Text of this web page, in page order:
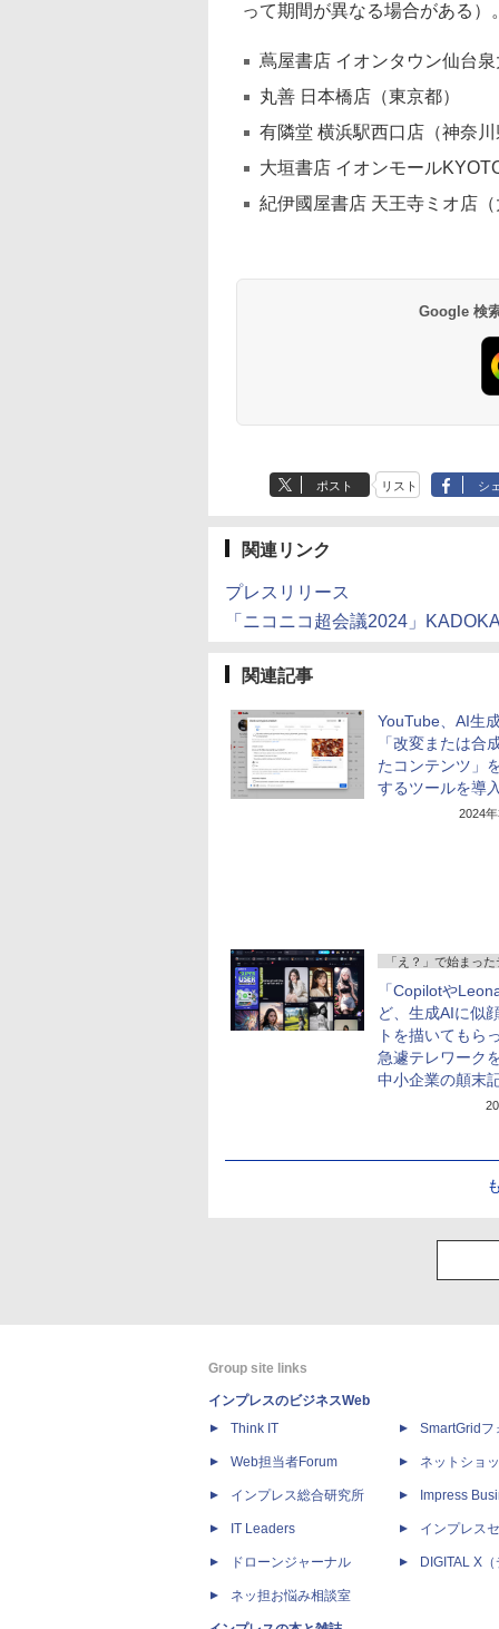
って期間が異なる場合がある
蔦屋書店 イオンタウン仙台
丸善 日本橋店（東京都）
有隣堂 横浜駅西口店（神奈
大垣書店 イオンモール
紀伊國屋書店 天王寺ミオ店
Google 検
ポスト リスト シ
関連リンク
プレスリリース
「ニコニコ超会議2024」
関連記事
YouTube、AI生
「改変または合
たコンテンツ」
するツールを導
2024
「え？」で始まっ
「Copilotや
ど、生成AIに似
トを描いても
急遽テレワーク
中小企業の顛末
Group site links
インプレスのビジネスWeb
Think IT
Web担当者Forum
インプレス総合研究所
IT Leaders
ドローンジャーナル
ネッ担お悩み相談室
SmartGridフ
ネットショ
Impress
インプレス
DIGITAL X